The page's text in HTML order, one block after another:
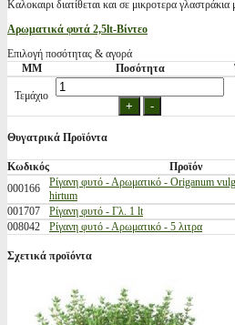
Καλοκαιρι διατίθεται και σε μικροτερα
Αρωματικά φυτά 2,5lt-Βίντεο
Επιλογή ποσότητας & αγορά
ΜΜ
Ποσότητα
Τεμάχιο
Θυγατρικά Προϊόντα
Κωδικός Προϊόν
000166
Ρίγανη φυτό - Αρωματικό - Origanum
hirtum
001707
Ρίγανη φυτό - Γλ. 1 lt
008042
Ρίγανη φυτό - Αρωματικό - 5 λιτρα
Σχετικά προϊόντα